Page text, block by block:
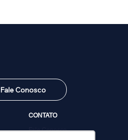
Fale Conosco
CONTATO
Fale Conosco